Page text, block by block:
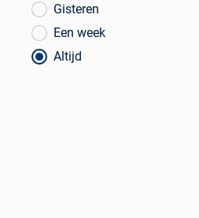
Gisteren
Een week
Altijd